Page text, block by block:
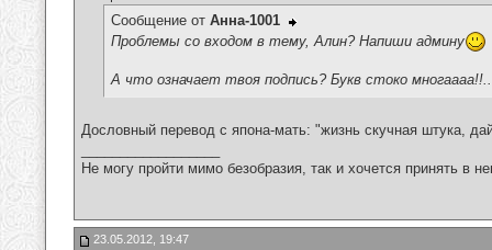
Сообщение от Анна-1001
Проблемы со входом в тему, Алин? Напиши админу
А что означает твоя подпись? Букв стоко многаааа!!..
Дословный перевод с япона-мать: "жизнь скучная штука,
Не могу пройти мимо безобразия, так и хочется принять в
23.05.2012, 19:47